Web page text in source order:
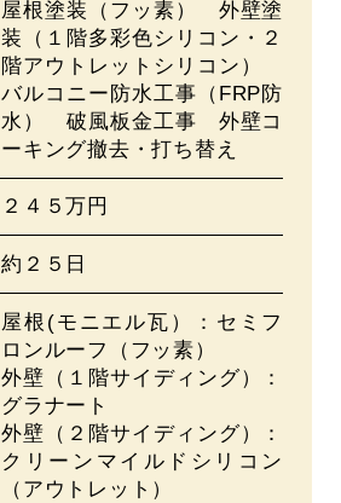
屋根塗装（フッ素） 外壁塗
装（１階多彩色シリコン・２
階アウトレットシリコン）
バルコニー防水工事（FRP防
水） 破風板金工事 外壁コ
ーキング撤去・打ち替え
２４５万円
約２５日
屋根(モニエル瓦）：セミフ
ロンルーフ（フッ素）
外壁（１階サイディング）：
グラナート
外壁（２階サイディング）：
クリーンマイルドシリコン
（アウトレット）